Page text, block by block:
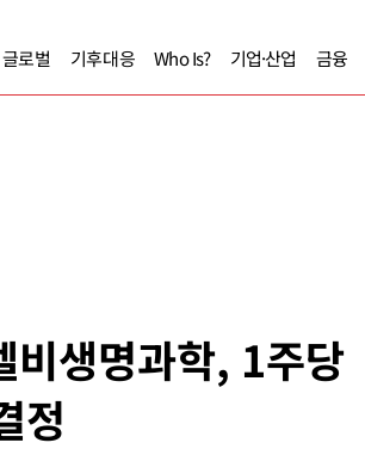
글로벌 기후대응 Who Is? 기업·산업 금융
비생명과학, 1주당
정